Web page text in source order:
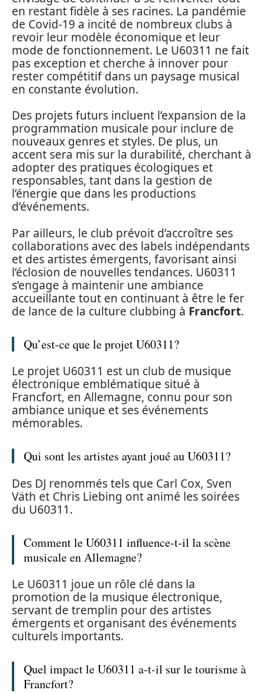
en restant fidèle à ses racines. La pandémie
de Covid-19 a incité de nombreux clubs à
revoir leur modèle économique et leur
mode de fonctionnement. Le U60311 ne fait
pas exception et cherche à innover pour
rester compétitif dans un paysage musical
en constante évolution.
Des projets futurs incluent l’expansion de la
programmation musicale pour inclure de
nouveaux genres et styles. De plus, un
accent sera mis sur la durabilité, cherchant à
adopter des pratiques écologiques et
responsables, tant dans la gestion de
l’énergie que dans les productions
d’événements.
Par ailleurs, le club prévoit d’accroître ses
collaborations avec des labels indépendants
et des artistes émergents, favorisant ainsi
l’éclosion de nouvelles tendances. U60311
s’engage à maintenir une ambiance
accueillante tout en continuant à être le fer
de lance de la culture clubbing à Francfort.
Qu’est-ce que le projet U60311?
Le projet U60311 est un club de musique
électronique emblématique situé à
Francfort, en Allemagne, connu pour son
ambiance unique et ses événements
mémorables.
Qui sont les artistes ayant joué au U60311?
Des DJ renommés tels que Carl Cox, Sven
Väth et Chris Liebing ont animé les soirées
du U60311.
Comment le U60311 influence-t-il la scène
musicale en Allemagne?
Le U60311 joue un rôle clé dans la
promotion de la musique électronique,
servant de tremplin pour des artistes
émergents et organisant des événements
culturels importants.
Quel impact le U60311 a-t-il sur le tourisme à
Francfort?